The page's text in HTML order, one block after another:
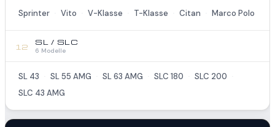
Sprinter Vito V-Klasse T-Klasse Citan Marco Polo
12 SL / SLC
6 Modelle
SL 43 SL 55 AMG SL 63 AMG SLC 180 SLC 200
SLC 43 AMG